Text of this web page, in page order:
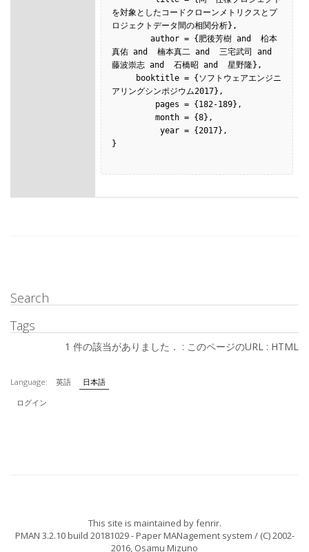
を対象としたコードクローンメトリクスとプ
ロジェクトデータ間の相関分析},
真佑 and  楠本真二 and  三宅武司 and
藤波崇志 and  石橋昭 and  星野隆},
アリングシンポジウム2017},
}
Search
Tags
1 件の該当がありました． : このページのURL : HTML
Language: 英語
日本語
ログイン
This site is maintained byfenrir.
PMAN 3.2.10 build 20181029- Paper MANagement system / (C) 2002-
2016, Osamu Mizuno